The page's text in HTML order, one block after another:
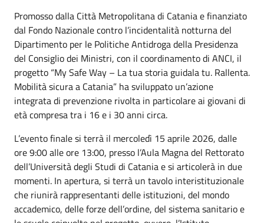
Promosso dalla Città Metropolitana di Catania e finanziato
dal Fondo Nazionale contro l’incidentalità notturna del
Dipartimento per le Politiche Antidroga della Presidenza
del Consiglio dei Ministri, con il coordinamento di ANCI, il
progetto “My Safe Way – La tua storia guidala tu. Rallenta.
Mobilità sicura a Catania” ha sviluppato un’azione
integrata di prevenzione rivolta in particolare ai giovani di
età compresa tra i 16 e i 30 anni circa.
L’evento finale si terrà il mercoledì 15 aprile 2026, dalle
ore 9:00 alle ore 13:00, presso l’Aula Magna del Rettorato
dell’Università degli Studi di Catania e si articolerà in due
momenti. In apertura, si terrà un tavolo interistituzionale
che riunirà rappresentanti delle istituzioni, del mondo
accademico, delle forze dell’ordine, del sistema sanitario e